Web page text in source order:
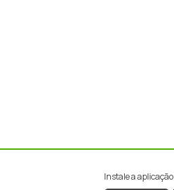
Instale a aplicação